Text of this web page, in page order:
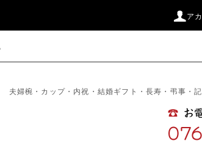
ア
夫婦椀・カップ・内祝・結婚ギフト・長寿・弔事・